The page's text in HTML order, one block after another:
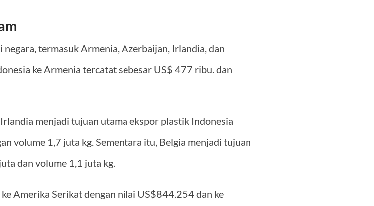
termasuk Armenia, Azerbaijan, Irlandia, dan
ke Armenia tercatat sebesar US$ 477 ribu. dan
menjadi tujuan utama ekspor plastik Indonesia
volume 1,7 juta kg. Sementara itu, Belgia menjadi tujuan
dan volume 1,1 juta kg.
Amerika Serikat dengan nilai US$844.254 dan ke